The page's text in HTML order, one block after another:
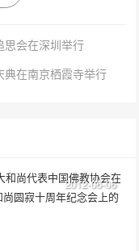
思会在深圳举行
典在南京栖霞寺举行
2012-06-06